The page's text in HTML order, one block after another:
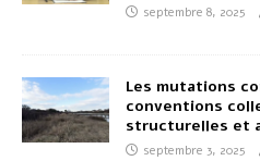
septembre 8, 2025
Les mutations
conventions
structurelles et
septembre 3, 2025